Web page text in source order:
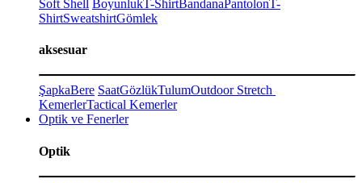
Soft Shell BoyunlukT-ShirtBandana PantolonT-
ShirtSweatshirtGömlek
aksesuar
ŞapkaBere SaatGözlükTulumOutdoor Stretch
KemerlerTactical Kemerler
Optik ve Fenerler
Optik